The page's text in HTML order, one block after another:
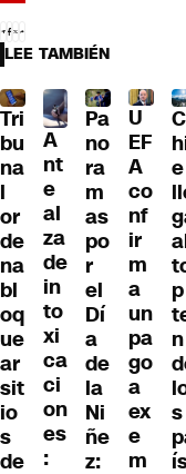
LEE TAMBIÉN
Tri
bu
na
l
or
de
na
bl
oq
ue
ar
sit
io
s
de
A
nt
e
al
za
de
in
to
xi
ca
ci
on
es
:
Pa
no
ra
m
as
po
r
el
Dí
a
de
la
Ni
ñe
z:
U
EF
A
co
nf
ir
m
a
un
pa
go
a
ex
e
m
C
e
p
n
s